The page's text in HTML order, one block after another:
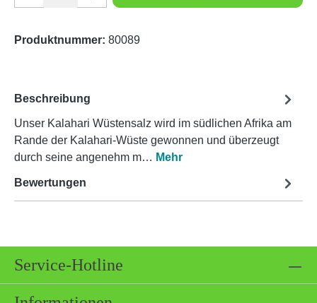
Produktnummer: 80089
Beschreibung
Unser Kalahari Wüstensalz wird im südlichen Afrika am
Rande der Kalahari-Wüste gewonnen und überzeugt
durch seine angenehm m… Mehr
Bewertungen
Service-Hotline